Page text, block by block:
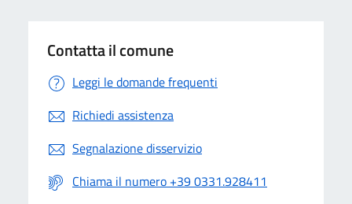
Contatta il comune
Leggi le domande frequenti
Richiedi assistenza
Segnalazione disservizio
Chiama il numero +39 0331.928411